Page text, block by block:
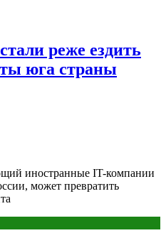
реже ездить
юга страны
иностранные IT-компании
может превратить